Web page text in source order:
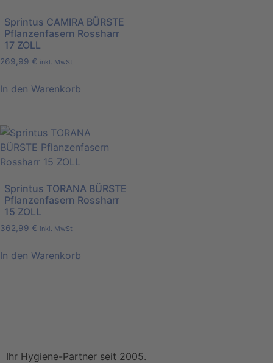
Sprintus CAMIRA BÜRSTE
Pflanzenfasern Rossharr
17 ZOLL
269,99 € inkl. MwSt
In den Warenkorb
Sprintus TORANA BÜRSTE
Pflanzenfasern Rossharr
15 ZOLL
362,99 € inkl. MwSt
In den Warenkorb
Ihr Hygiene-Partner seit 2005.